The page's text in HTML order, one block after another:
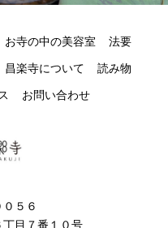
お寺の中の美容室 法要
昌楽寺について 読み物
お問い合わせ
５６
目７番１０号